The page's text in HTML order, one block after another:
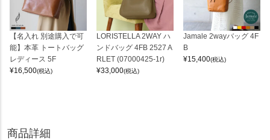
【名入れ 別途購入で可
能】本革 トートバッグ
レディース 5F
¥16,500(税込)
LORISTELLA 2WAY ハ
ンドバッグ 4FB 2527 A
RLET (07000425-1r)
¥33,000(税込)
Jamale 2wayバッグ 4F
B
¥15,400(税込)
商品詳細